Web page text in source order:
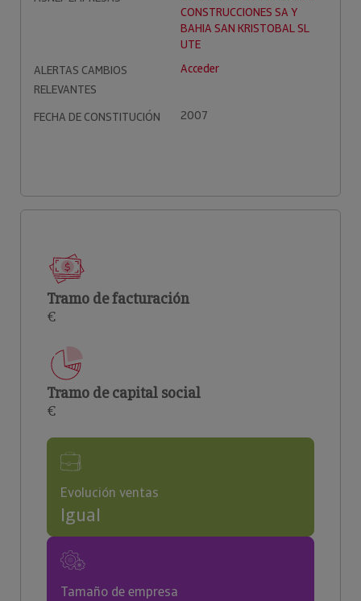
CONSTRUCCIONES SA Y
BAHIA SAN KRISTOBAL SL
UTE
ALERTAS CAMBIOS
RELEVANTES
Acceder
FECHA DE CONSTITUCIÓN 2007
Tramo de facturación
€
Tramo de capital social
€
Evolución ventas
Igual
Tamaño de empresa